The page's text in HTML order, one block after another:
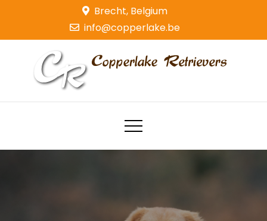
content
Brecht, Belgium
info@copperlake.be
Copperlake Retrievers
Golden Retrievers